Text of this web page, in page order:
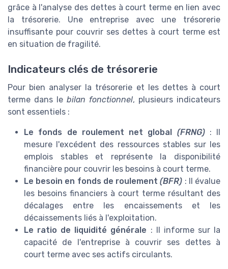
grâce à l'analyse des dettes à court terme en lien avec
la trésorerie. Une entreprise avec une trésorerie
insuffisante pour couvrir ses dettes à court terme est
en situation de fragilité.
Indicateurs clés de trésorerie
Pour bien analyser la trésorerie et les dettes à court
terme dans le bilan fonctionnel, plusieurs indicateurs
sont essentiels :
Le fonds de roulement net global (FRNG): Il
mesure l'excédent des ressources stables sur les
emplois stables et représente la disponibilité
financière pour couvrir les besoins à court terme.
Le besoin en fonds de roulement(BFR) : Il évalue
les besoins financiers à court terme résultant des
décalages entre les encaissements et les
décaissements liés à l'exploitation.
Le ratio de liquidité générale : Il informe sur la
capacité de l'entreprise à couvrir ses dettes à
court terme avec ses actifs circulants.